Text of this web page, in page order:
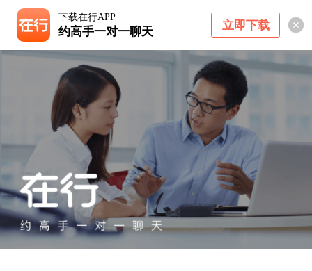
下载在行APP
约高手一对一聊天 立即下载